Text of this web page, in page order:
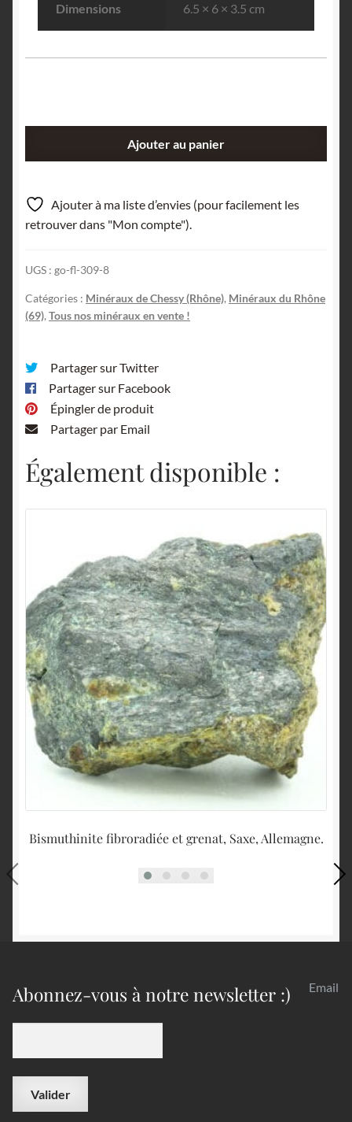
Dimensions 6.5 × 6 × 3.5 cm
de
Cuivre,
Chessy-
Mines,
Rhône.
Ajouter au panier
Ajouter à ma liste d’envies (pour facilement les
retrouver dans "Mon compte").
UGS : go-fl-309-8
Catégories : Minéraux de Chessy (Rhône), Minéraux du Rhône
(69), Tous nos minéraux en vente !
Partager sur Twitter
Partager sur Facebook
Épingler de produit
Partager par Email
Également disponible :
Bismuthinite fibroradiée et grenat, Saxe, Allemagne.
Abonnez-vous à notre newsletter :) Email